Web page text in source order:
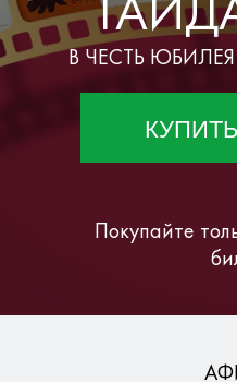
В ЧЕСТЬ
Покупайте